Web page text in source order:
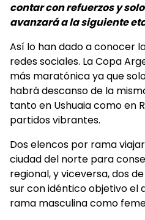
contar con refuerzos y
avanzará a la siguiente
Así lo han dado a conocer
redes sociales. La Copa
más maratónica ya que
habrá descanso de la
tanto en Ushuaia como en
partidos vibrantes.
Dos elencos por rama
ciudad del norte para
regional, y viceversa, dos
sur con idéntico objetivo el
rama masculina como